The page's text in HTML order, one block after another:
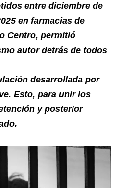
entre diciembre de
en farmacias de
Centro, permitió
autor detrás de todos
desarrollada por
Esto, para unir los
y posterior